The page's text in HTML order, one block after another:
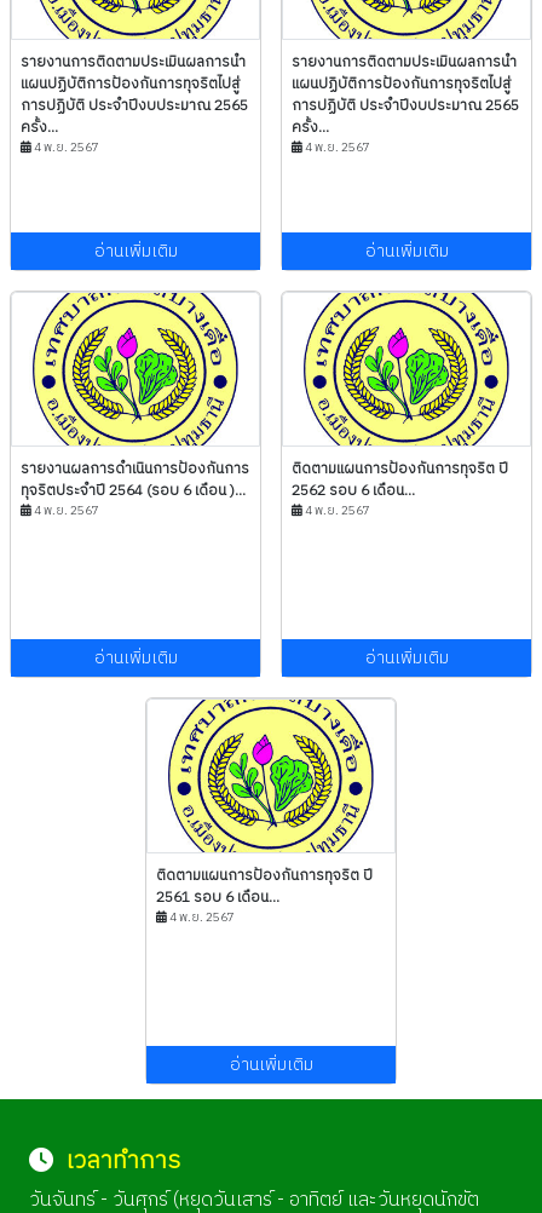
รายงานการติดตามประเมินผลการนำ
แผนปฏิบัติการป้องกันการทุจริตไปสู่
การปฏิบัติ ประจำปีงบประมาณ 2565
ครั้ง...
4 พ.ย. 2567
อ่านเพิ่มเติม
รายงานการติดตามประเมินผลการนำ
แผนปฏิบัติการป้องกันการทุจริตไปสู่
การปฏิบัติ ประจำปีงบประมาณ 2565
ครั้ง...
4 พ.ย. 2567
อ่านเพิ่มเติม
รายงานผลการดำเนินการป้องกันการ
ทุจริตประจำปี 2564 (รอบ 6 เดือน )...
4 พ.ย. 2567
อ่านเพิ่มเติม
ติดตามแผนการป้องกันการทุจริต ปี
2562 รอบ 6 เดือน...
4 พ.ย. 2567
อ่านเพิ่มเติม
ติดตามแผนการป้องกันการทุจริต ปี
2561 รอบ 6 เดือน...
4 พ.ย. 2567
อ่านเพิ่มเติม
เวลาทำการ
วันจันทร์ - วันศุกร์ (หยุดวันเสาร์ - อาทิตย์ และวันหยุดนักขัต